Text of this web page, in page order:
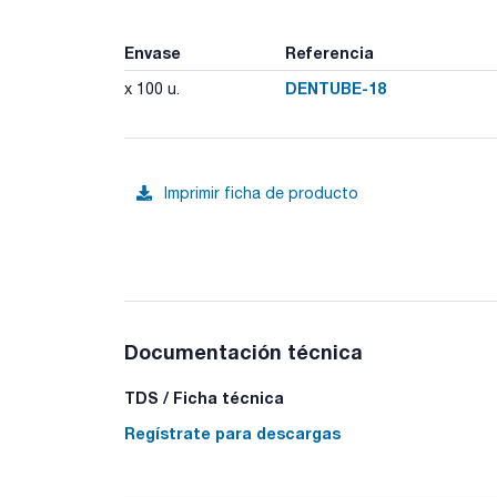
Envase Referencia
x 100 u. DENTUBE-18
Imprimir ficha de producto
Documentación técnica
TDS / Ficha técnica
Regístrate para descargas